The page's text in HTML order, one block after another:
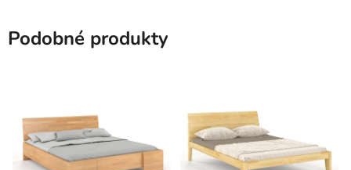
Podobné produkty